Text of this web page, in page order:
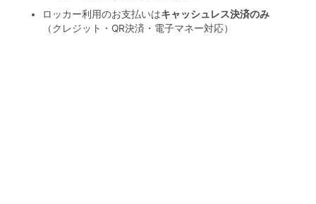
ロッカー利用のお支払いはキャッシュレス決済のみ
（クレジット・QR決済・電子マネー対応）